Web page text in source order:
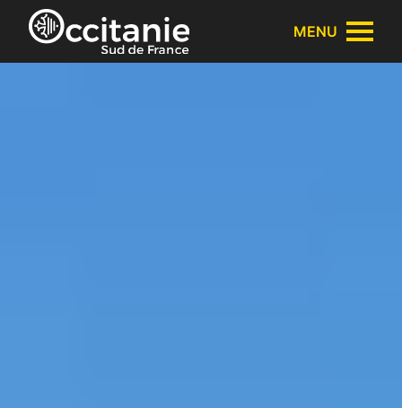
Panneau de gestion des cookies
MENU